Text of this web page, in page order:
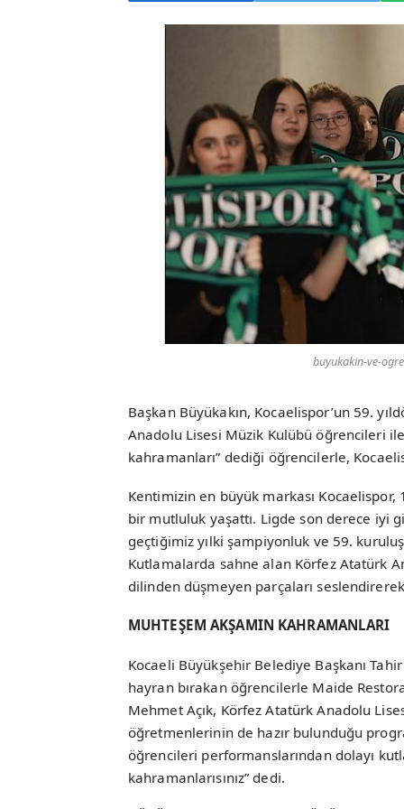
buyukakin-ve-
Başkan Büyükakın, Kocaelispor’un 59.
Anadolu Lisesi Müzik Kulübü öğrencileri
kahramanları” dediği öğrencilerle,
Kentimizin en büyük markası Kocaelispor,
bir mutluluk yaşattı. Ligde son derece iyi
geçtiğimiz yılki şampiyonluk ve 59.
Kutlamalarda sahne alan Körfez Atatürk
dilinden düşmeyen parçaları
MUHTEŞEM AKŞAMIN KAHRAMANLARI
Kocaeli Büyükşehir Belediye Başkanı
hayran bırakan öğrencilerle Maide
Mehmet Açık, Körfez Atatürk Anadolu
öğretmenlerinin de hazır bulunduğu
öğrencileri performanslarından dolayı
kahramanlarısınız” dedi.